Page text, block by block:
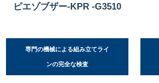
ピエゾブザー-KPR -G3510
専門の機械による組み立てライ
ンの完全な検査